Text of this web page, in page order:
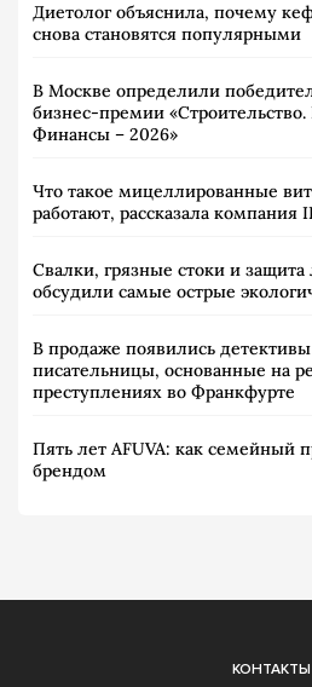
Диетолог объяснила, почему
снова становятся популярными
В Москве определили
бизнес-премии «Строительство.
Финансы – 2026»
Что такое мицеллированные
работают, рассказала компания
Свалки, грязные стоки и
обсудили самые острые
В продаже появились
писательницы, основанные на
преступлениях во Франкфурте
Пять лет AFUVA: как семейный
брендом
КОНТАКТЫ